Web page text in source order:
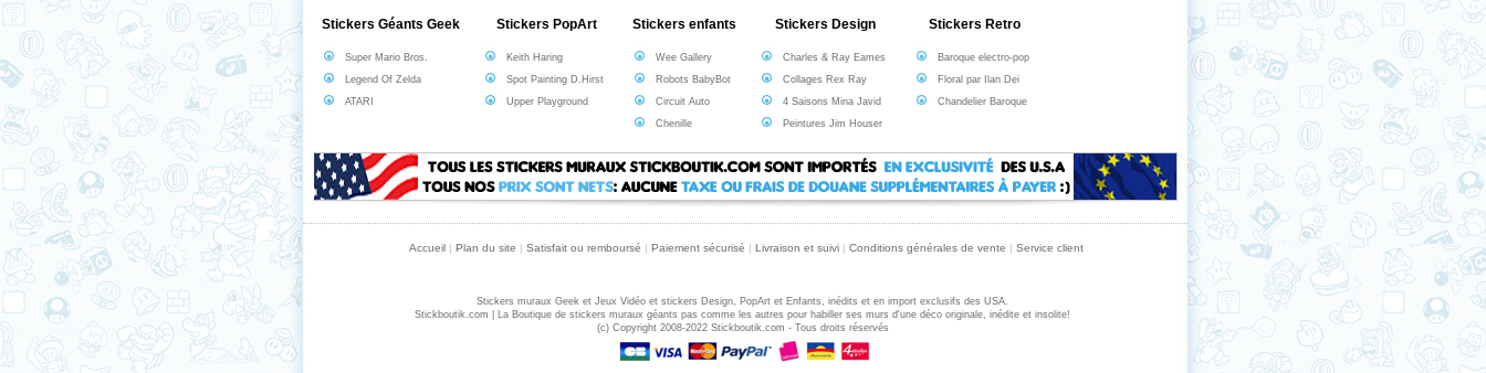
Stickers Géants Geek
Super Mario Bros.
Legend Of Zelda
ATARI
Stickers PopArt
Keith Haring
Spot Painting D.Hirst
Upper Playground
Stickers enfants
Wee Gallery
Robots BabyBot
Circuit Auto
Chenille
Stickers Design
Charles & Ray Eames
Collages Rex Ray
4 Saisons Mina Javid
Peintures Jim Houser
Stickers Retro
Baroque electro-pop
Floral par Ilan Dei
Chandelier Baroque
Accueil| Plan du site | Satisfait ou remboursé | Paiement sécurisé | Livraison et suivi| Conditions générales de vente | Service client
Stickers muraux Geek et Jeux Vidéo et stickers Design, PopArt et Enfants, inédits et en import exclusifs des USA.
Stickboutik.com | La Boutique de stickers muraux géants pas comme les autres pour habiller ses murs d'une déco originale, inédite et insolite!
(c) Copyright 2008-2022 Stickboutik.com - Tous droits réservés